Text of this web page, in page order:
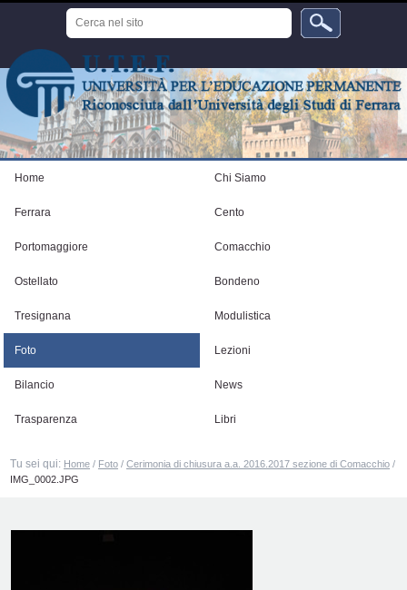
Cerca
nel
sito
Home Chi Siamo
Ferrara Cento
Portomaggiore Comacchio
Ostellato Bondeno
Tresignana Modulistica
Foto Lezioni
Bilancio News
Trasparenza Libri
Tu sei qui: Home / Foto /Cerimonia di chiusura a.a. 2016.2017 sezione di Comacchio /
IMG_0002.JPG